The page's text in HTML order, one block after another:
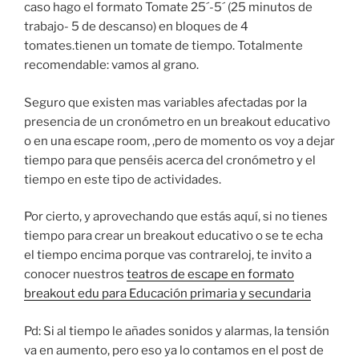
caso hago el formato Tomate 25´-5´ (25 minutos de
trabajo- 5 de descanso) en bloques de 4
tomates.tienen un tomate de tiempo. Totalmente
recomendable: vamos al grano.
Seguro que existen mas variables afectadas por la
presencia de un cronómetro en un breakout educativo
o en una escape room, ,pero de momento os voy a dejar
tiempo para que penséis acerca del cronómetro y el
tiempo en este tipo de actividades.
Por cierto, y aprovechando que estás aquí, si no tienes
tiempo para crear un breakout educativo o se te echa
el tiempo encima porque vas contrareloj, te invito a
conocer nuestros teatros de escape en formato
breakout edu para Educación primaria y secundaria
Pd: Si al tiempo le añades sonidos y alarmas, la tensión
va en aumento, pero eso ya lo contamos en el post de